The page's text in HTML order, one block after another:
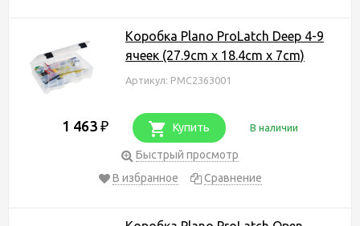
Коробка Plano ProLatch Deep 4-9
ячеек (27.9cm x 18.4cm x 7cm)
Артикул: PMC2363001
1 463 ₽ Купить В наличии
Быстрый просмотр
В избранное
Сравнение